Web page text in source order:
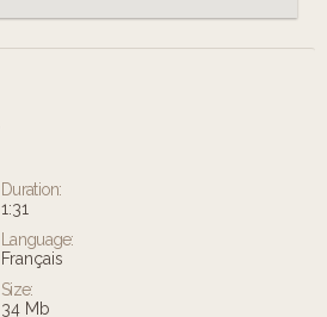
Duration:
1:31
Language:
Français
Size:
34 Mb